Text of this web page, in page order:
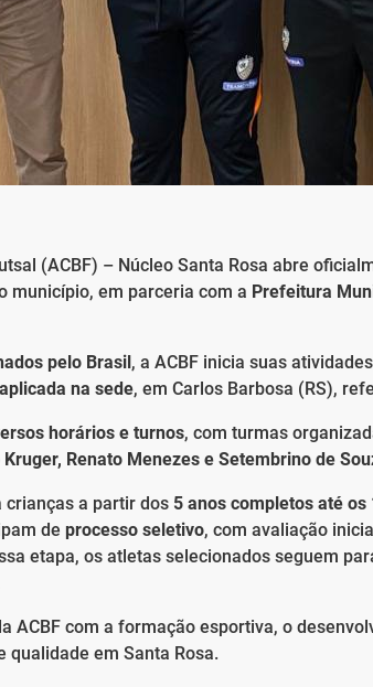
(ACBF) – Núcleo Santa Rosa abre
município, em parceria com a Prefeitura
pelo Brasil, a ACBF inicia suas
na sede, em Carlos Barbosa (RS),
horários e turnos, com turmas
Kruger, Renato Menezes e Setembrino de
crianças a partir dos 5 anos completos até os
de processo seletivo, com avaliação
etapa, os atletas selecionados seguem
ACBF com a formação esportiva, o
qualidade em Santa Rosa.